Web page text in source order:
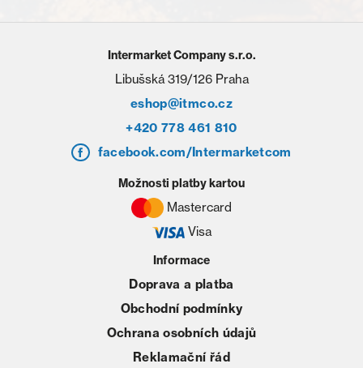
Intermarket Company s.r.o.
Libušská 319/126 Praha
eshop@itmco.cz
+420 778 461 810
facebook.com/Intermarketcom
Informace
Doprava a platba
Obchodní podmínky
Ochrana osobních údajů
Reklamační řád
Možnosti platby kartou
Mastercard
Visa